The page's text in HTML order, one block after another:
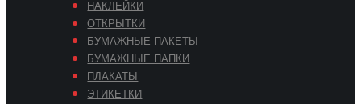
НАКЛЕЙКИ
ОТКРЫТКИ
БУМАЖНЫЕ ПАКЕТЫ
БУМАЖНЫЕ ПАПКИ
ПЛАКАТЫ
ЭТИКЕТКИ